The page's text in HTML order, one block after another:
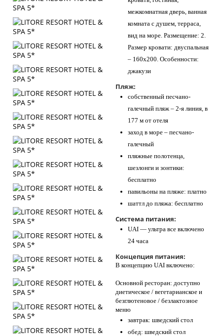
межкомнатная дверь, ванная
комната с душем, терраса,
вид на море. Размещение: 2.
Размер кровати: двуспальная
– 160х200. Особенности:
джакузи
Пляж:
собственный песчано-
галечный пляж – 2-я линия, в
177 м от отеля
заход в море – песчано-
галечный
пляжные полотенца,
шезлонги и зонтики:
бесплатно
павильоны на пляже: платно
шаттл до пляжа: бесплатно
Система питания:
UAI — ультра все включено
24 часа
Концепция питания:
В концепцию UAI включено:
Основной ресторан: доступно
диетическое / вегетарианское и
безглютеновое / безлактозное
меню
завтрак: шведский стол
обед: шведский стол